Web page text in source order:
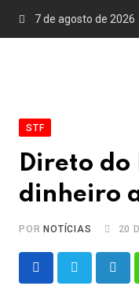
7 de agosto de 2026
STF
Direto
dinheiro
PORNOTÍCIAS 20